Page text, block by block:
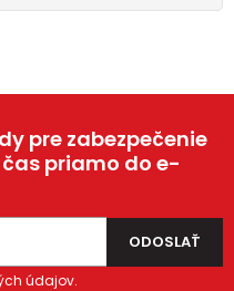
pre zabezpečenie
priamo do e-
údajov.